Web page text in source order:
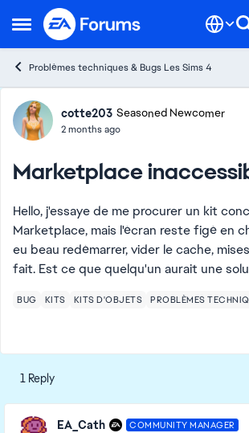
Open Side Menu
Skip to content
Problèmes techniques & Bugs Les Sims 4
Forum Discussion
cotte203 Seasoned Newcomer
2 months ago
Marketplace
Hello, j'essaye de me procurer un kit
Marketplace, mais l'écran reste figé en
eu beau redémarrer, vider le cache,
fait. Est ce que quelqu'un aurait une
BUG KITS KITS D'OBJETS PROBLÈMES
1 Reply
EA_Cath COMMUNITY MANAGER